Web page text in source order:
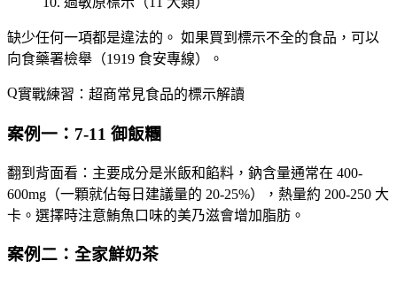
缺少任何一項都是違法的。 如果買到標示不全的食品，可以
向食藥署檢舉（1919 食安專線）。
實戰練習：超商常見食品的標示解讀
案例一：7-11 御飯糰
翻到背面看：主要成分是米飯和餡料，鈉含量通常在 400-
600mg（一顆就佔每日建議量的 20-25%），熱量約 200-250 大
卡。選擇時注意鮪魚口味的美乃滋會增加脂肪。
案例二：全家鮮奶茶